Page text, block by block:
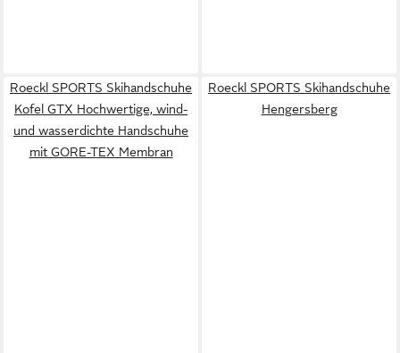
Roeckl SPORTS Skihandschuhe
Kofel GTX Hochwertige, wind-
und wasserdichte Handschuhe
mit GORE-TEX Membran
Roeckl SPORTS Skihandschuhe
Hengersberg